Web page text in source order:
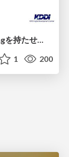
OpenSpecのproposalにbrainstormingを持たせてみた
1 200